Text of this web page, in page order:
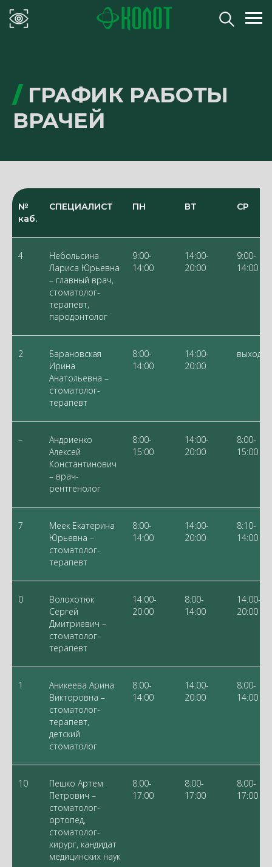
ВРАЧЕЙ
№
каб.
СПЕЦИАЛИСТ ПН ВТ СР
4
Небольсина
Лариса Юрьевна
– главный врач,
стоматолог-
терапевт,
пародонтолог
9:00-
14:00
14:00-
20:00
9:00-
14:00
2
Барановская
Ирина
Анатольевна –
стоматолог-
терапевт
8:00-
14:00
14:00-
20:00
–
Андриенко
Алексей
Константинович
– врач-
рентгенолог
8:00-
15:00
14:00-
20:00
8:00-
15:00
7
Меек Екатерина
Юрьевна –
стоматолог-
терапевт
8:00-
14:00
14:00-
20:00
8:10-
14:00
0
Волохотюк
Сергей
Дмитриевич –
стоматолог-
терапевт
14:00-
20:00
8:00-
14:00
14:00-
20:00
1
Аникеева Арина
Викторовна –
стоматолог-
терапевт,
детский
стоматолог
8:00-
14:00
14:00-
20:00
8:00-
14:00
10
Пешко Артем
Петрович –
стоматолог-
ортопед,
стоматолог-
хирург, кандидат
медицинских наук
8:00-
17:00
8:00-
17:00
8:00-
17:00